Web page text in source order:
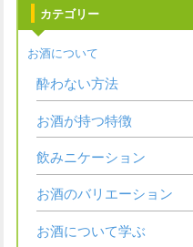
カテゴリー
お酒について
酔わない方法
お酒が持つ特徴
飲みニケーション
お酒のバリエーション
お酒について学ぶ